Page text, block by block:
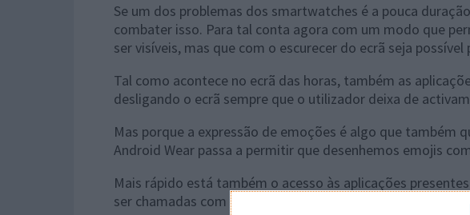
Se um dos problemas dos smartwatches é a pouca
combater isso. Para tal conta agora com um modo que
ser visíveis, mas que com o escurecer do ecrã seja
Tal como acontece no ecrã das horas, também as
desligando o ecrã sempre que o utilizador deixa de
Mas porque a expressão de emoções é algo que também
Android Wear passa a permitir que desenhemos emojis
Mais rápido está também o acesso às aplicações
ser chamadas com um simples toque no ecrã.